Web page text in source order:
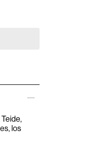
los